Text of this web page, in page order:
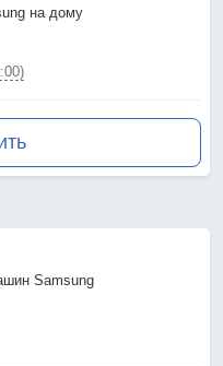
на дому
Samsung